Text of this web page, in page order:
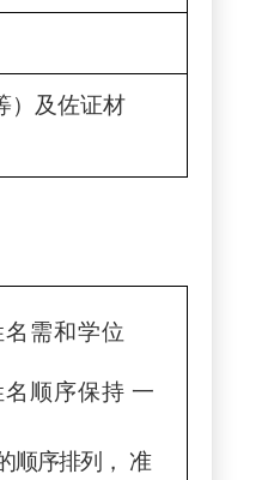
）及佐证材
需和学位
顺序保持 一
顺序排列，
准